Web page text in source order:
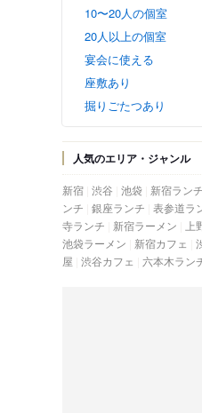
10〜20人の個室
20人以上の個室
宴会に使える
座敷あり
掘りごたつあり
人気のエリア・ジャンル
新宿 渋谷 池袋 新宿ランチ
ンチ 銀座ランチ 表参道ラ
寺ランチ
新宿ラーメン 上
池袋ラーメン
新宿カフェ
屋 渋谷カフェ 六本木ラン